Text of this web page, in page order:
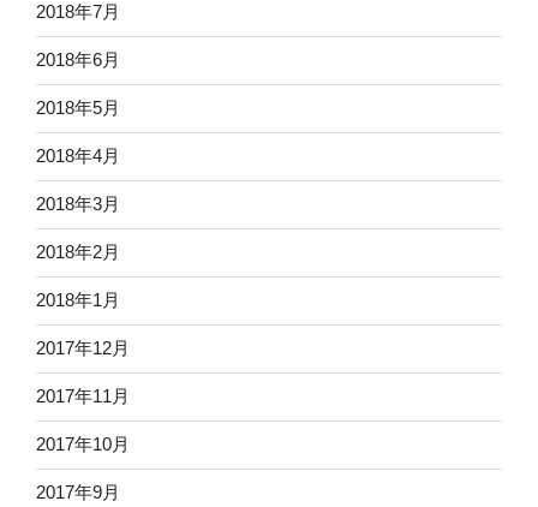
2018年7月
2018年6月
2018年5月
2018年4月
2018年3月
2018年2月
2018年1月
2017年12月
2017年11月
2017年10月
2017年9月